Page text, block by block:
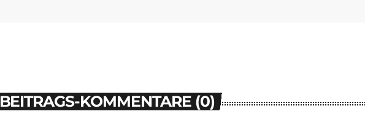
BEITRAGS-KOMMENTARE (0)